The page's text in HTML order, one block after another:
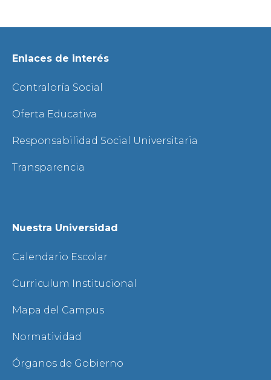
Enlaces de interés
Contraloría Social
Oferta Educativa
Responsabilidad Social Universitaria
Transparencia
Nuestra Universidad
Calendario Escolar
Curriculum Institucional
Mapa del Campus
Normatividad
Órganos de Gobierno